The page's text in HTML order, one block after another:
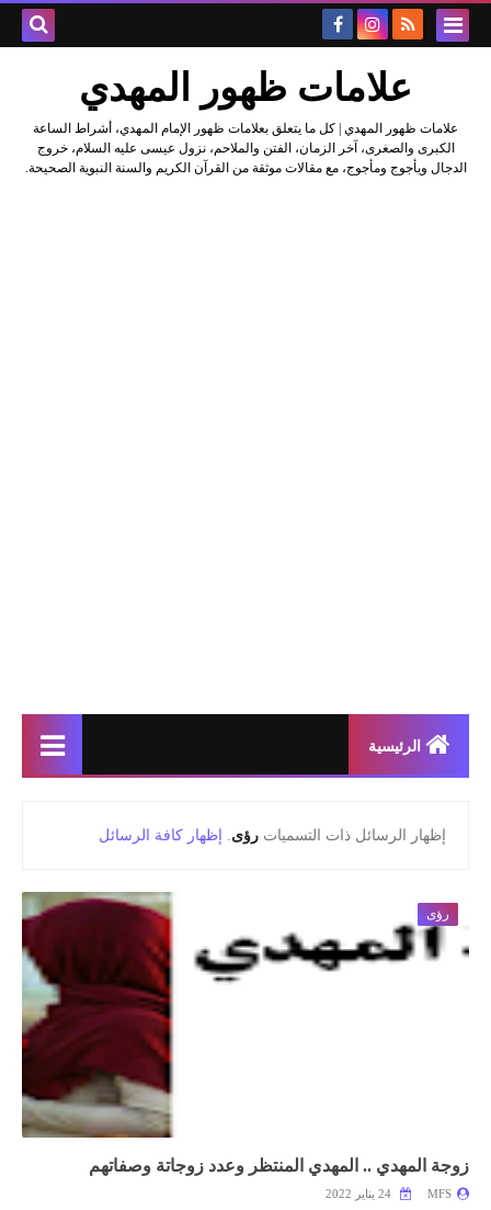
علامات ظهور المهدي
علامات ظهور المهدي | كل ما يتعلق بعلامات ظهور الإمام المهدي، أشراط الساعة
الكبرى والصغرى، آخر الزمان، الفتن والملاحم، نزول عيسى عليه السلام، خروج
الدجال ويأجوج ومأجوج، مع مقالات موثقة من القرآن الكريم والسنة النبوية الصحيحة.
الرئيسية
‏إظهار الرسائل ذات التسميات رؤى. إظهار كافة الرسائل
رؤى
زوجة المهدي .. المهدي المنتظر وعدد زوجاتة وصفاتهم
MFS